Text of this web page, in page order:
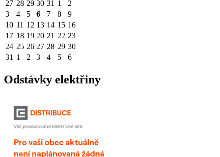
27 28 29 30 31 1
2
3
4 5 6 7 8
9
10 11 12 13 14 15 16
17 18 19 20 21 22 23
24 25 26 27 28 29 30
31 1 2 3 4 5 6
Odstávky elektřiny